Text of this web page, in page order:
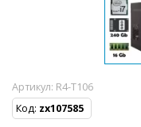
Артикул: R4-T106
Код: zx107585